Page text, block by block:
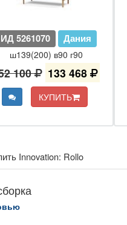
ИД 5261070 Дания
ш139(200) в90 г90
100 133 468
КУПИТЬ
Innovation: Rollo